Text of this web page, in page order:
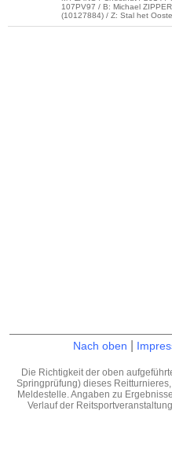
107PV97 / B: Michael
(10127884) / Z: Stal het
Nach oben
Die Richtigkeit der oben
Springprüfung) dieses
Meldestelle. Angaben zu
Verlauf der